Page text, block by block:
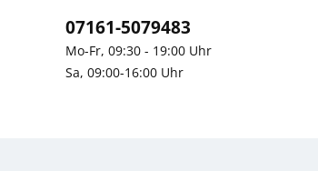
07161-5079483
Mo-Fr, 09:30 - 19:00 Uhr
Sa, 09:00-16:00 Uhr